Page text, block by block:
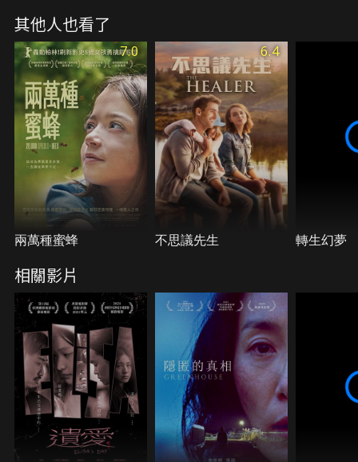
其他人也看了
7.0
兩萬種蜜蜂
6.4
不思議先生 轉生幻夢
相關影片